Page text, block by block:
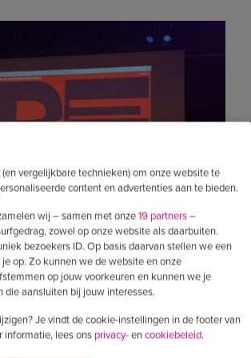
vergelijkbare technieken) om onze website te
content en advertenties aan te bieden.
wij – samen met onze19 partners–
zowel op onze website als daarbuiten.
bezoekers ID. Op basis daarvan stellen we een
op. Zo kunnen we de website en onze
op jouw voorkeuren en kunnen we je
die aansluiten bij jouw interesses.
Je vindt de cookie-instellingen in de footer van
informatie, lees ons privacy-encookiebeleid.
it, no one loves it”
mooie voorbeelden over
van Erik Kessels van
die direct aangaf: “If no one